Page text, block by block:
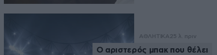
ΑΘΛΗΤΙΚΑ25 λ. πριν
Ο αριστερός μπακ που θέλει